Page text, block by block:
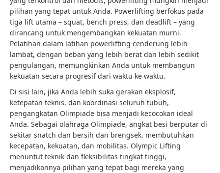
pilihan yang tepat untuk Anda. Powerlifting berfokus pada
tiga lift utama – squat, bench press, dan deadlift – yang
dirancang untuk mengembangkan kekuatan murni.
Pelatihan dalam latihan powerlifting cenderung lebih
lambat, dengan beban yang lebih berat dan lebih sedikit
pengulangan, memungkinkan Anda untuk membangun
kekuatan secara progresif dari waktu ke waktu.
Di sisi lain, jika Anda lebih suka gerakan eksplosif,
ketepatan teknis, dan koordinasi seluruh tubuh,
pengangkatan Olimpiade bisa menjadi kecocokan ideal
Anda. Sebagai olahraga Olimpiade, angkat besi berputar di
sekitar snatch dan bersih dan brengsek, membutuhkan
kecepatan, kekuatan, dan mobilitas. Olympic Lifting
menuntut teknik dan fleksibilitas tingkat tinggi,
menjadikannya pilihan yang tepat bagi mereka yang